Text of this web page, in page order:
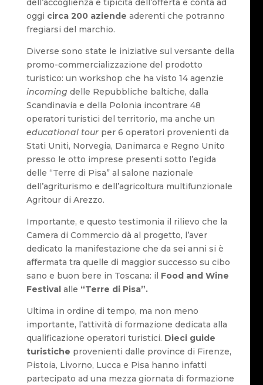
dell’accoglienza e tipicità dell’offerta e conta ad
oggi circa 200 aziende aderenti che potranno
fregiarsi del marchio.
Diverse sono state le iniziative sul versante della
promo-commercializzazione del prodotto
turistico: un workshop che ha visto 14 agenzie
incoming delle Repubbliche baltiche, dalla
Scandinavia e della Polonia incontrare 48
operatori turistici del territorio, ma anche un
educational tourper 6 operatori provenienti da
Stati Uniti, Norvegia, Danimarca e Regno Unito
presso le otto imprese presenti sotto l’egida
delle “Terre di Pisa” al salone nazionale
dell’agriturismo e dell’agricoltura multifunzionale
Agritour di Arezzo.
Importante, e questo testimonia il rilievo che la
Camera di Commercio dà al progetto, l’aver
dedicato la manifestazione che da sei anni si è
affermata tra quelle di maggior successo su cibo
sano e buon bere in Toscana: il Food and Wine
Festivalalle “Terre di Pisa”.
Ultima in ordine di tempo, ma non meno
importante, l’attività di formazione dedicata alla
qualificazione operatori turistici. Dieci guide
turistiche provenienti dalle province di Firenze,
Pistoia, Livorno, Lucca e Pisa hanno infatti
partecipato ad una mezza giornata di formazione